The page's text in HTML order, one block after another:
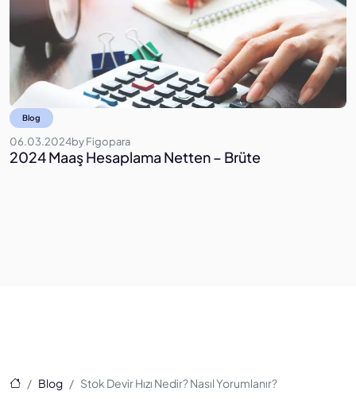
Blog
06.03.2024byFigopara
2024 Maaş Hesaplama Netten – Brüte
Ana Sayfa
Blog Stok Devir Hızı Nedir? Nasıl Yorumlanır?